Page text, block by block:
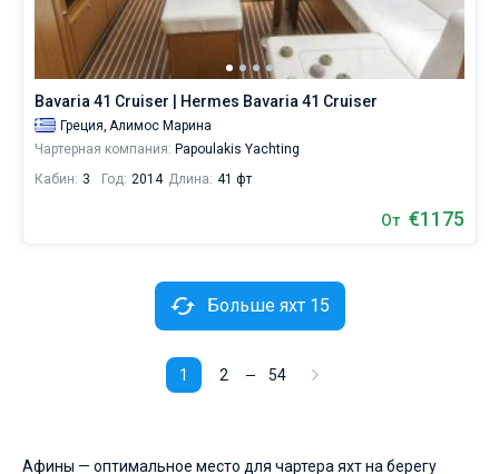
Bavaria 41 Cruiser | Hermes Bavaria 41 Cruiser
Греция, Алимос Марина
Чартерная компания: Papoulakis Yachting
Кабин: 3 Год: 2014 Длина: 41 фт
От €1175
1 2 54
Больше яхт 15
Афины — оптимальное место для чартера яхт на берегу